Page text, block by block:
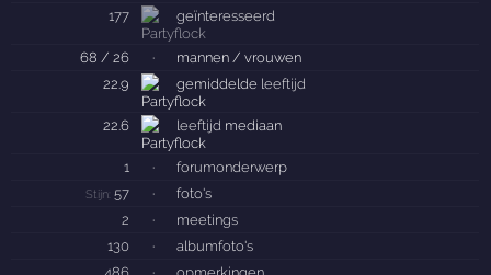
177 geïnteresseerd
68 / 26 ·
mannen / vrouwen
22.9
gemiddelde leeftijd
22.6 leeftijd mediaan
1 · forumonderwerp
Stijn: 57 ·
foto's
2
·
meetings
130
·
albumfoto's